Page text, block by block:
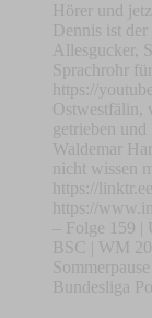
Hörer und
Dennis ist
Allesgucker,
Sprachrohr
https://
Ostwestfälin,
getrieben
Waldemar
nicht wissen
https://
https://
– Folge 159
BSC | WM
Bundesliga